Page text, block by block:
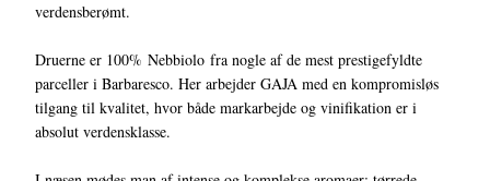
verdensberømt.
Druerne er 100% Nebbiolo fra nogle af de mest prestigefyldte
parceller i Barbaresco. Her arbejder GAJA med en kompromisløs
tilgang til kvalitet, hvor både markarbejde og vinifikation er i
absolut verdensklasse.